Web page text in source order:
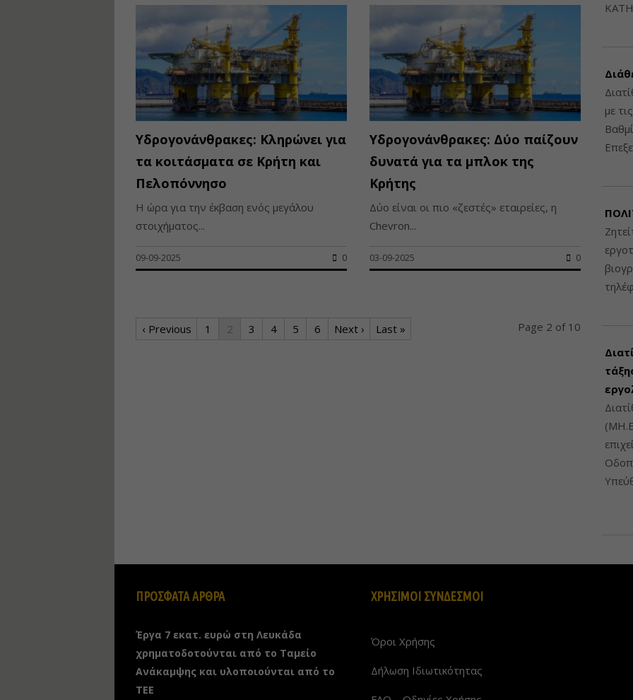
Υδρογονάνθρακες: Κληρώνει για
τα κοιτάσματα σε Κρήτη και
Πελοπόννησο
Η ώρα για την έκβαση ενός μεγάλου
στοιχήματος...
09-09-2025 0
Υδρογονάνθρακες: Δύο παίζουν
δυνατά για τα μπλοκ της
Κρήτης
Δύο είναι οι πιο «ζεστές» εταιρείες, η
Chevron...
03-09-2025 0
‹ Previous 1 2 3 4 5 6 Next › Last » Page 2 of 10
με
ΠΡΟΣΦΑΤΑ ΑΡΘΡΑ
Έργα 7 εκατ. ευρώ στη Λευκάδα
χρηματοδοτούνται από το Ταμείο
Ανάκαμψης και υλοποιούνται από το
ΤΕΕ
ΧΡΗΣΙΜΟΙ ΣΥΝΔΕΣΜΟΙ
Όροι Χρήσης
Δήλωση Ιδιωτικότητας